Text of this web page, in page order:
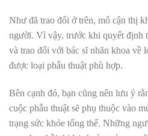
Như đã trao đổi ở trên, mổ cận thị
người. Vì vậy, trước khi quyết định
và trao đổi với bác sĩ nhãn khoa về
được loại phẫu thuật phù hợp.
Bên cạnh đó, bạn cũng nên lưu ý
cuộc phẫu thuật sẽ phụ thuộc vào
trạng sức khỏe tổng thể. Những